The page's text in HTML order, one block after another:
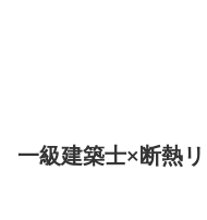
一級建築士×断熱